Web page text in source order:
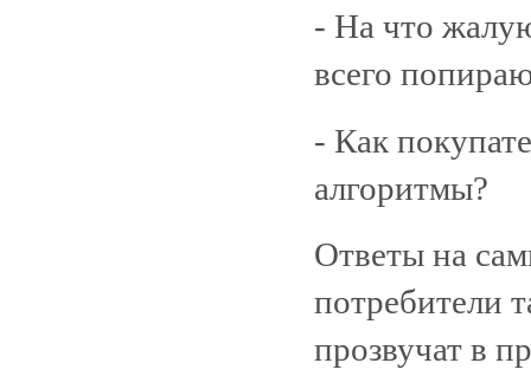
- На что
всего
- Как
алгоритмы?
Ответы на
потребители
прозвучат в